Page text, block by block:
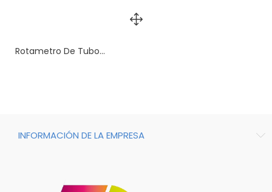
Rotametro De Tubo...
INFORMACIÓN DE LA EMPRESA